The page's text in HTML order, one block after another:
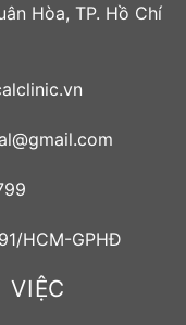
Hòa, TP. Hồ Chí
HCM-GPHĐ
VIỆC